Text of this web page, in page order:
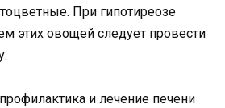
При гипотиреозе
этих овощей следует провести
и лечение печени